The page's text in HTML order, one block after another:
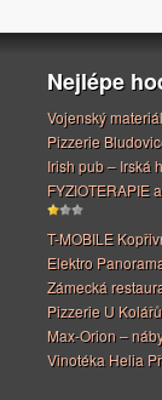
Nejlépe
Vojenský
Pizzerie
Irish pub – Irská
FYZIOTERAPIE
T-MOBILE
Elektro
Zámecká
Pizzerie U Kolářů
Max-Orion –
Vinotéka Helia